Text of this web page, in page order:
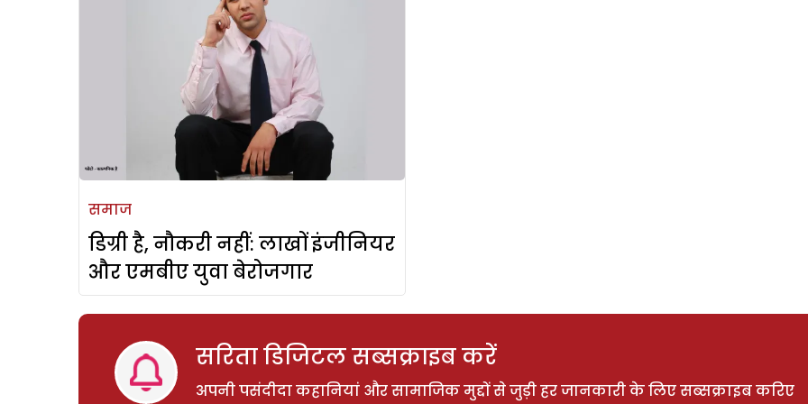
समाज
डिग्री है, नौकरी नहीं: लाखों इंजीनियर
और एमबीए युवा बेरोजगार
सरिता डिजिटल सब्सक्राइब करें
अपनी पसंदीदा कहानियां और सामाजिक मुद्दों से जुड़ी हर जानकारी के लिए सब्सक्राइब करिए